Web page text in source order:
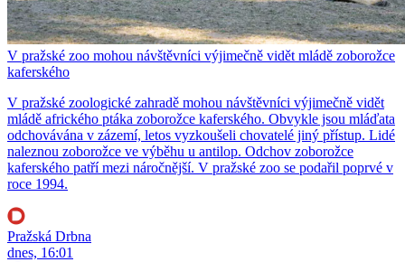
V pražské zoo mohou návštěvníci výjimečně vidět mládě zoborožce
kaferského
V pražské zoologické zahradě mohou návštěvníci výjimečně vidět
mládě afrického ptáka zoborožce kaferského. Obvykle jsou mláďata
odchovávána v zázemí, letos vyzkoušeli chovatelé jiný přístup. Lidé
naleznou zoborožce ve výběhu u antilop. Odchov zoborožce
kaferského patří mezi náročnější. V pražské zoo se podařil poprvé v
roce 1994.
Pražská Drbna
dnes, 16:01